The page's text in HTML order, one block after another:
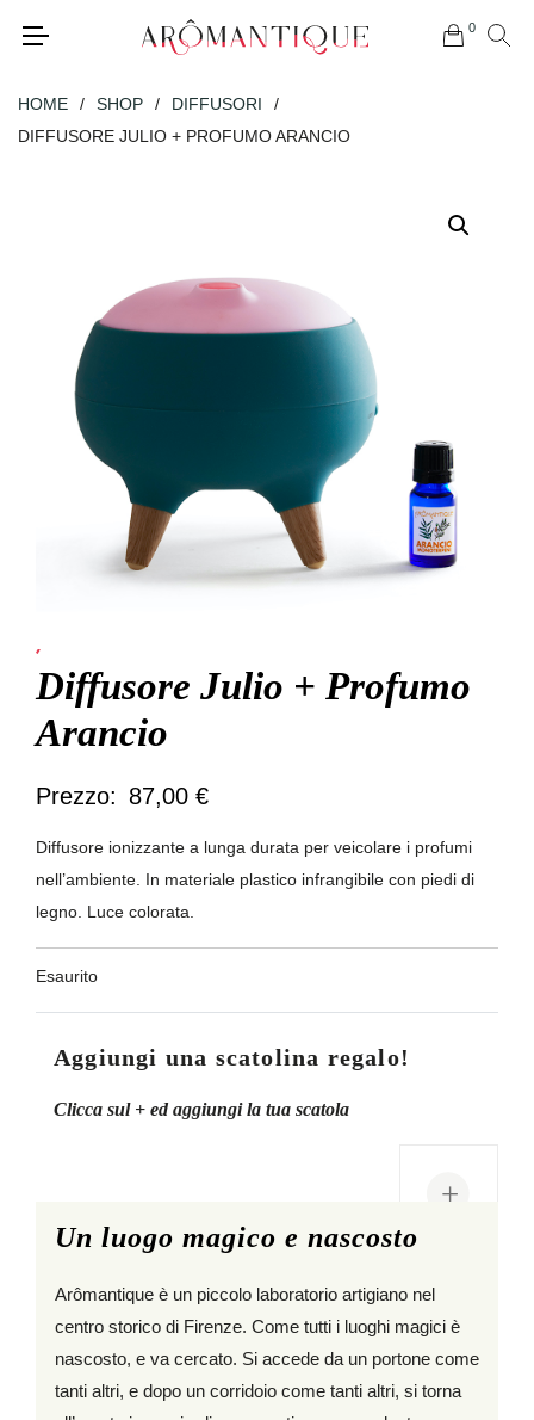
0
HOME / SHOP / DIFFUSORI
/
DIFFUSORE JULIO + PROFUMO ARANCIO
Diffusore Julio + Profumo
Arancio
87,00 €
Diffusore ionizzante a lunga durata per veicolare i profumi
nell’ambiente. In materiale plastico infrangibile con piedi di
legno. Luce colorata.
Esaurito
Aggiungi una scatolina regalo!
Clicca sul + ed aggiungi la tua scatola
+
Un luogo magico e nascosto
Arômantique è un piccolo laboratorio artigiano nel
centro storico di Firenze. Come tutti i luoghi magici è
nascosto, e va cercato. Si accede da un portone come
tanti altri, e dopo un corridoio come tanti altri, si torna